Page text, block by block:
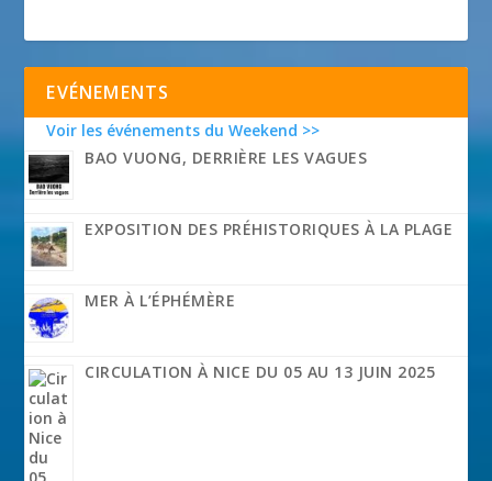
EVÉNEMENTS
Voir les événements du Weekend >>
BAO VUONG, DERRIÈRE LES VAGUES
EXPOSITION DES PRÉHISTORIQUES À LA PLAGE
MER À L’ÉPHÉMÈRE
CIRCULATION À NICE DU 05 AU 13 JUIN 2025